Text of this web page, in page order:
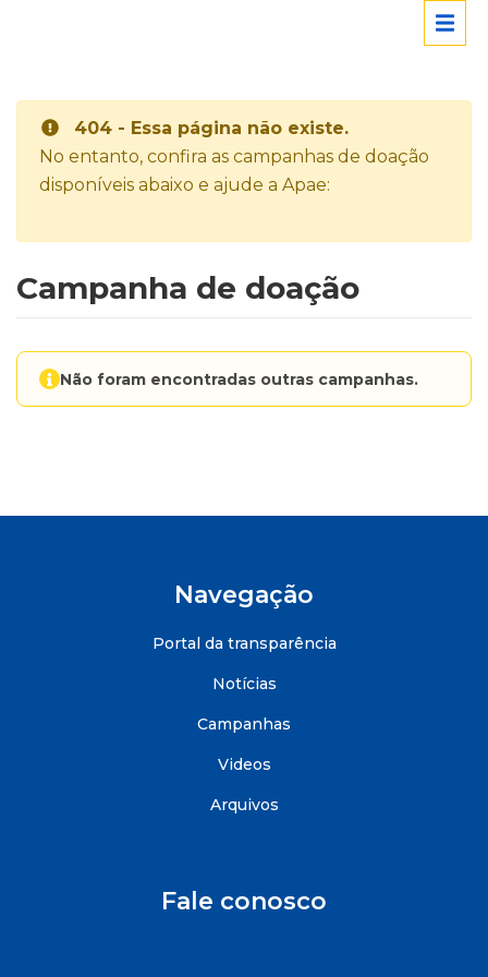
404 - Essa página não existe.
No entanto, confira as campanhas de doação
disponíveis abaixo e ajude a Apae:
Campanha de doação
Não foram encontradas outras campanhas.
Navegação
Portal da transparência
Notícias
Campanhas
Videos
Arquivos
Fale conosco